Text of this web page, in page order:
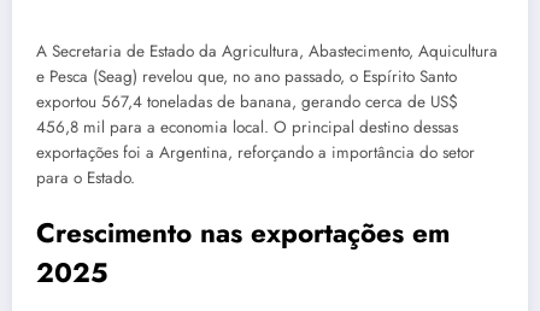
A Secretaria de Estado da Agricultura, Abastecimento, Aquicultura
e Pesca (Seag) revelou que, no ano passado, o Espírito Santo
exportou 567,4 toneladas de banana, gerando cerca de US$
456,8 mil para a economia local. O principal destino dessas
exportações foi a Argentina, reforçando a importância do setor
para o Estado.
Crescimento nas exportações em
2025